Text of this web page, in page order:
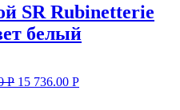
SR Rubinetterie
белый
Р 15 736.00 Р